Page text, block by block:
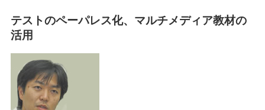
テストのペーパレス化、マルチメディア教材の
活用